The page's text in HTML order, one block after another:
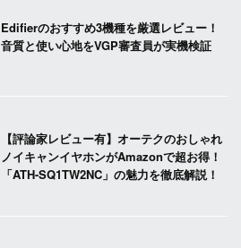
Edifierのおすすめ3機種を厳選レビュー！
音質と使い心地をVGP審査員が実機検証
【評論家レビュー有】オーテクのおしゃれ
ノイキャンイヤホンがAmazonで超お得！
「ATH-SQ1TW2NC」の魅力を徹底解説！